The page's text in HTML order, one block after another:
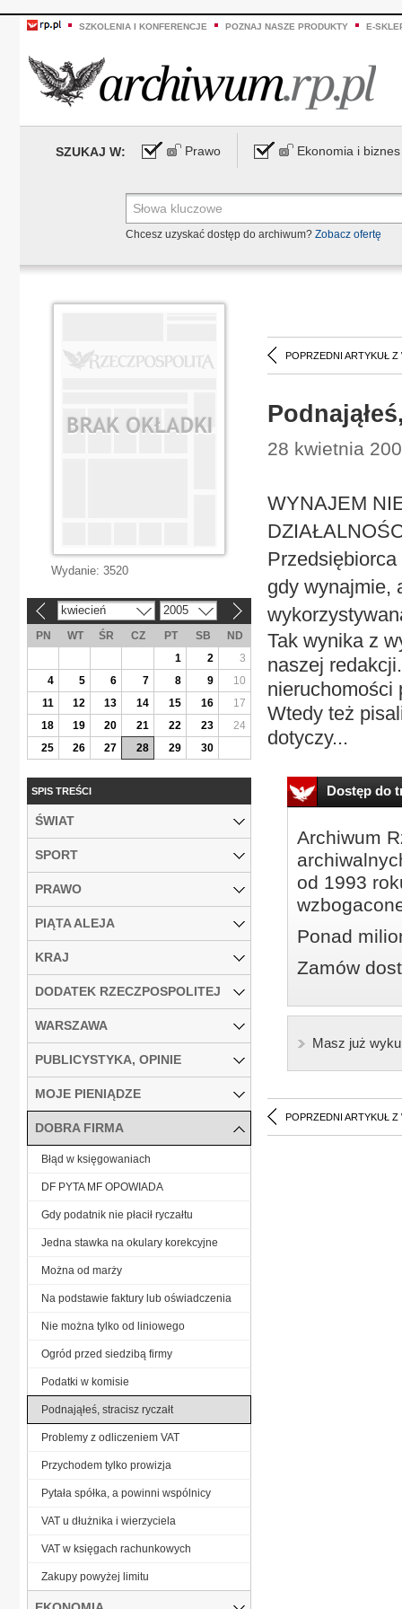
SZKOLENIA I KONFERENCJE POZNAJ NASZE PRODUKTY E-
SZUKAJ W: Prawo Ekonomia i biznes
Chcesz uzyskać dostęp do archiwum? Zobacz ofertę
POPRZEDNI ARTYKUŁ Z
28 kwietnia
WYNAJEM
gdy wynajmie,
Tak wynika z
naszej
nieruchomości
Wtedy też
dotyczy...
Dostęp do
Archiwum
od 1993
Ponad
Zamów
Masz już
POPRZEDNI ARTYKUŁ Z
Wydanie: 3520
kwiecień 2005
PN WT ŚR CZ PT SB
ND
1
2
3
4
5 6 7 8 9
10
11
12 13 14 15 16
17
18
19 20 21 22 23
24
25
26 27 28 29 30
SPIS TREŚCI
ŚWIAT
SPORT
PRAWO
PIĄTA ALEJA
KRAJ
DODATEK RZECZPOSPOLITEJ
WARSZAWA
PUBLICYSTYKA, OPINIE
MOJE PIENIĄDZE
DOBRA FIRMA
Błąd w księgowaniach
DF PYTA MF OPOWIADA
Gdy podatnik nie płacił ryczałtu
Jedna stawka na okulary korekcyjne
Można od marży
Na podstawie faktury lub oświadczenia
Nie można tylko od liniowego
Ogród przed siedzibą firmy
Podatki w komisie
Podnająłeś, stracisz ryczałt
Problemy z odliczeniem VAT
Przychodem tylko prowizja
Pytała spółka, a powinni wspólnicy
VAT u dłużnika i wierzyciela
VAT w księgach rachunkowych
Zakupy powyżej limitu